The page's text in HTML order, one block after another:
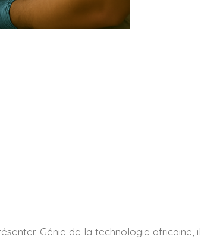
Génie de la technologie africaine, il